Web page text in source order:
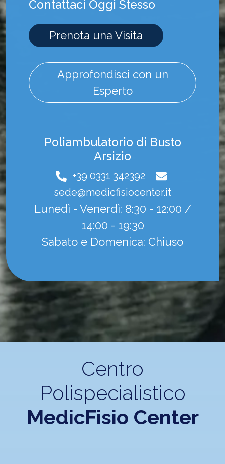
Contattaci Oggi Stesso
Prenota una Visita
Approfondisci con un
Esperto
Poliambulatorio di Busto
Arsizio
+39 0331 342392
sede@medicfisiocenter.it
Lunedì - Venerdì: 8:30 - 12:00 /
14:00 - 19:30
Sabato e Domenica: Chiuso
Centro
Polispecialistico
MedicFisio Center